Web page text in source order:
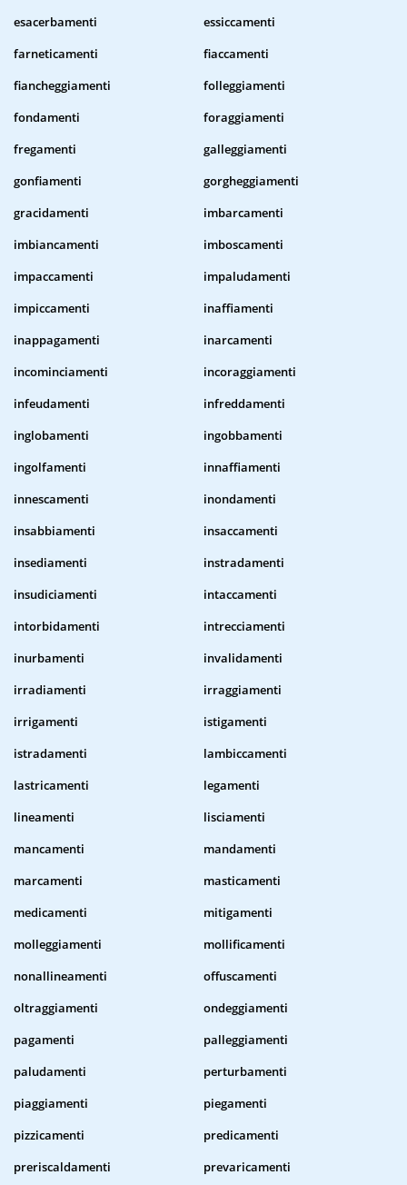
esacerbamenti
essiccamenti
farneticamenti
fiaccamenti
fiancheggiamenti
folleggiamenti
fondamenti
foraggiamenti
fregamenti
galleggiamenti
gonfiamenti
gorgheggiamenti
gracidamenti
imbarcamenti
imbiancamenti
imboscamenti
impaccamenti
impaludamenti
impiccamenti
inaffiamenti
inappagamenti
inarcamenti
incominciamenti
incoraggiamenti
infeudamenti
infreddamenti
inglobamenti
ingobbamenti
ingolfamenti
innaffiamenti
innescamenti
inondamenti
insabbiamenti
insaccamenti
insediamenti
instradamenti
insudiciamenti
intaccamenti
intorbidamenti
intrecciamenti
inurbamenti
invalidamenti
irradiamenti
irraggiamenti
irrigamenti
istigamenti
istradamenti
lambiccamenti
lastricamenti
legamenti
lineamenti
lisciamenti
mancamenti
mandamenti
marcamenti
masticamenti
medicamenti
mitigamenti
molleggiamenti
mollificamenti
nonallineamenti
offuscamenti
oltraggiamenti
ondeggiamenti
pagamenti
palleggiamenti
paludamenti
perturbamenti
piaggiamenti
piegamenti
pizzicamenti
predicamenti
preriscaldamenti
prevaricamenti